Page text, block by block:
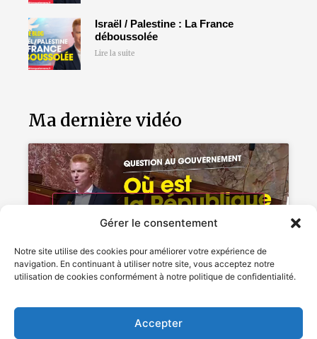
Gérer le consentement
Notre site utilise des cookies pour améliorer votre expérience de
navigation. En continuant à utiliser notre site, vous acceptez notre
utilisation de cookies conformément à notre politique de confidentialité.
Accepter
Israël / Palestine : La France
déboussolée
Lire la suite
Ma dernière vidéo
Cliquez pour accepter les cookies
marketing et activer ce contenu